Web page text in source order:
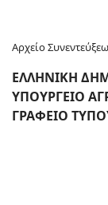
Αρχείο
ΕΛΛΗΝΙΚΗ
ΥΠΟΥΡΓΕΙΟ
ΓΡΑΦΕΙΟ